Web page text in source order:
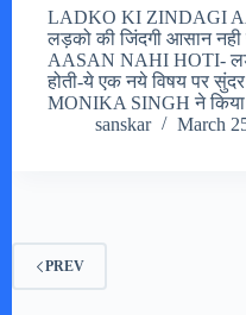
LADKO KI ZINDAGI
लड़को की जिंदगी आसान
AASAN NAHI HOTI-
होती-ये एक नये विषय पर
MONIKA SINGH ने
sanskar
March
PREV